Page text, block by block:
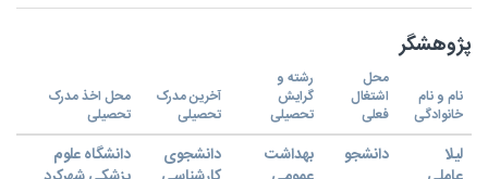
پژوهشگر
نام و نام
خانوادگی
محل
اشتغال
فعلی
رشته و
گرایش
تحصیلی
آخرین مدرک
تحصیلی
محل اخذ مدرک
تحصیلی
لیلا
دانشجو
بهداشت
دانشجوی
دانشگاه علوم